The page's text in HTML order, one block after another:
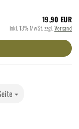
19,90 EUR
inkl. 13% MwSt. zzgl.Versand